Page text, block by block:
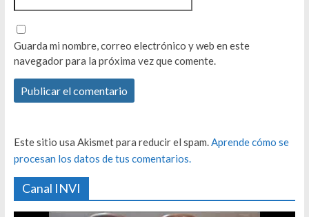
Guarda mi nombre, correo electrónico y web en este
navegador para la próxima vez que comente.
Este sitio usa Akismet para reducir el spam.Aprende cómo se
procesan los datos de tus comentarios.
Canal INVI